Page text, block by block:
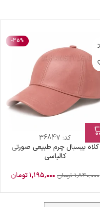
-35%
کد: 36847
کلاه بیسبال چرم طبیعی صورتی
کالباسی
۱,۸۴۰,۰۰۰ تومان ۱,۱۹۵,۰۰۰تومان